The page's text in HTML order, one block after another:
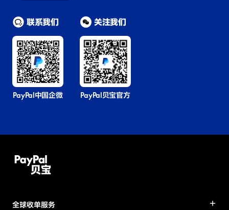
联系我们
PayPal中国企微
关注我们
PayPal贝宝官方
全球收单服务